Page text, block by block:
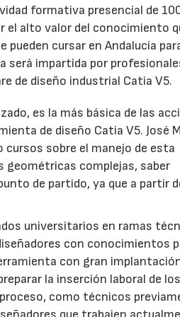
formativa presencial de
el alto valor del conocimiento
cursar en Andalucía
impartida por
de diseño industrial Catia V5.
es la más básica de las
de diseño Catia V5. José
cursos sobre el manejo de esta
geométricas complejas, saber
de partido, ya que a partir
universitarios en ramas
con conocimientos
con gran
la inserción laboral de
como técnicos